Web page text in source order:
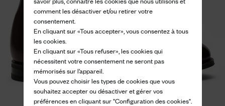
comment les désactiver et/ou retirer votre
consentement.
En cliquant sur «Tous accepter», vous consentez à tous
les cookies.
En cliquant sur «Tous refuser», les cookies qui
nécessitent votre consentement ne seront pas
mémorisés sur l’appareil.
Vous pouvez choisir les types de cookies que vous
souhaitez accepter ou désactiver et gérer vos
préférences en cliquant sur "Configuration des cookies".